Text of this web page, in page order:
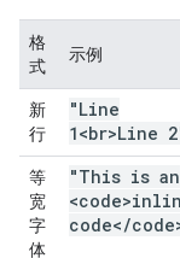
格
式
示例
新
行
"Line
1<br>Line
等
宽
字
体
"This is an
code</